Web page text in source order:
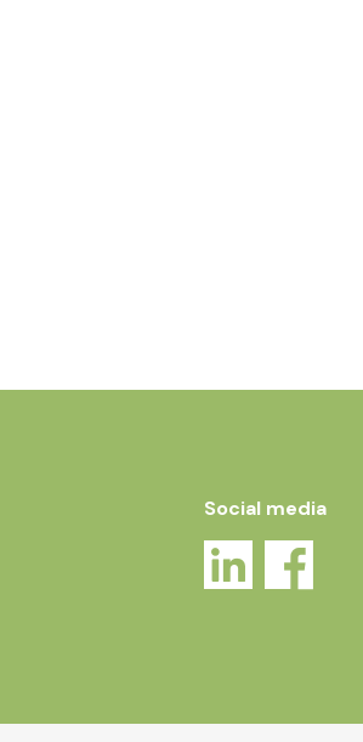
Social media